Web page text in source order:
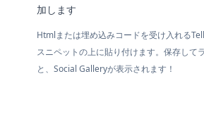
加します
Htmlまたは埋め込みコードを受け入れる
スニペットの上に貼り付けます。保存して
と、Social Galleryが表示されます！